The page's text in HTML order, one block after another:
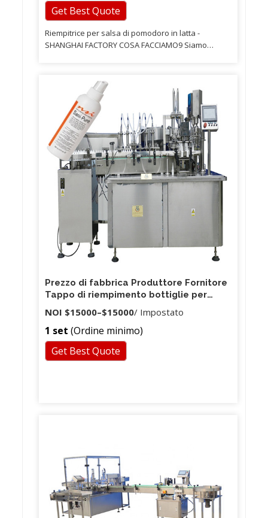
Get Best Quote
Riempitrice per salsa di pomodoro in latta -
SHANGHAI FACTORY COSA FACCIAMO9 Siamo
etichettatura). Questa macchina imballatrice per
salsa di pomodoro viene utilizzata per il
riempimento di salsa, può essere ampiamente
utilizzata per molti prodotti diversi, come cibo,
prodotti caseari, miele, latte ecc.
Prezzo di fabbrica Produttore Fornitore
Tappo di riempimento bottiglie per
smalto monoblocco e mini
NOI $15000–$15000/ Impostato
1 set (Ordine minimo)
Get Best Quote